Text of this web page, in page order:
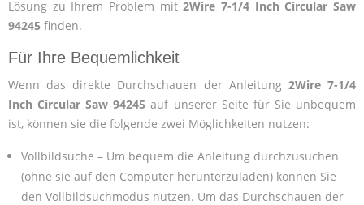
Lösung zu Ihrem Problem mit2Wire 7-1/4 Inch Circular Saw
94245 finden.
Für Ihre Bequemlichkeit
Wenn das direkte Durchschauen der Anleitung 2Wire 7-1/4
Inch Circular Saw 94245 auf unserer Seite für Sie unbequem
ist, können sie die folgende zwei Möglichkeiten nutzen:
Vollbildsuche – Um bequem die Anleitung durchzusuchen
(ohne sie auf den Computer herunterzuladen) können Sie
den Vollbildsuchmodus nutzen. Um das Durchschauen der